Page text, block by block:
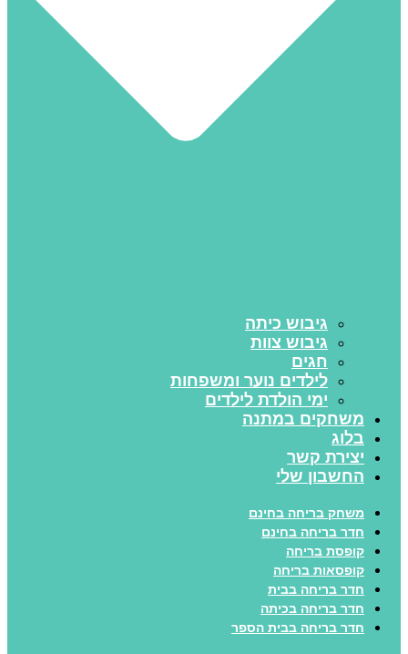
גיבוש כיתה
גיבוש צוות
חגים
לילדים נוער ומשפחות
ימי הולדת לילדים
משחקים במתנה
בלוג
יצירת קשר
החשבון שלי
משחק בריחה בחינם
חדר בריחה בחינם
קופסת בריחה
קופסאות בריחה
חדר בריחה בבית
חדר בריחה בכיתה
חדר בריחה בבית הספר